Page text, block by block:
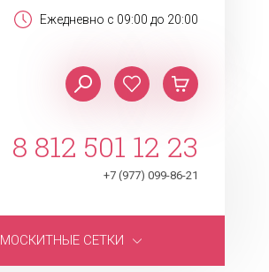
Ежедневно с 09:00 до 20:00
8 812 501 12 23
+7 (977) 099-86-21
МОСКИТНЫЕ СЕТКИ